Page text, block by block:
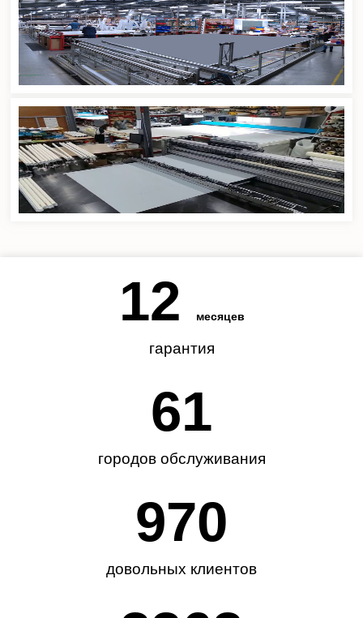
гарантия
12 месяцев
городов обслуживания
62
довольных клиентов
985